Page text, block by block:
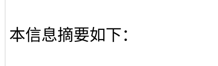
本信息摘要如下：